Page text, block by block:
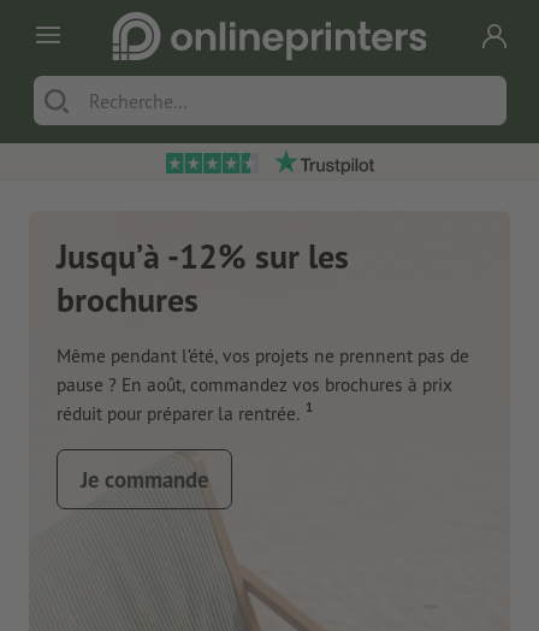
Jusqu’à -12% sur les
brochures
Même pendant l’été, vos projets ne prennent pas de
pause ? En août, commandez vos brochures à prix
réduit pour préparer la rentrée. 1
Je commande